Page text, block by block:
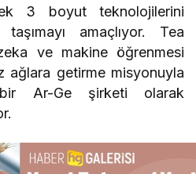
3 boyut teknolojilerini
amaçlıyor. Tea
ve makine öğrenmesi
ağlara getirme misyonuyla
Ar-Ge şirketi olarak